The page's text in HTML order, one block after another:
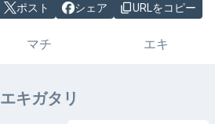
ポスト シェア URLをコピー
マチ エキ
エキガタリ